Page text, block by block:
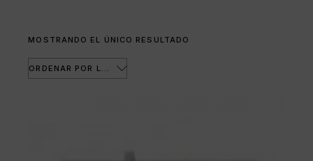
MOSTRANDO EL ÚNICO RESULTADO